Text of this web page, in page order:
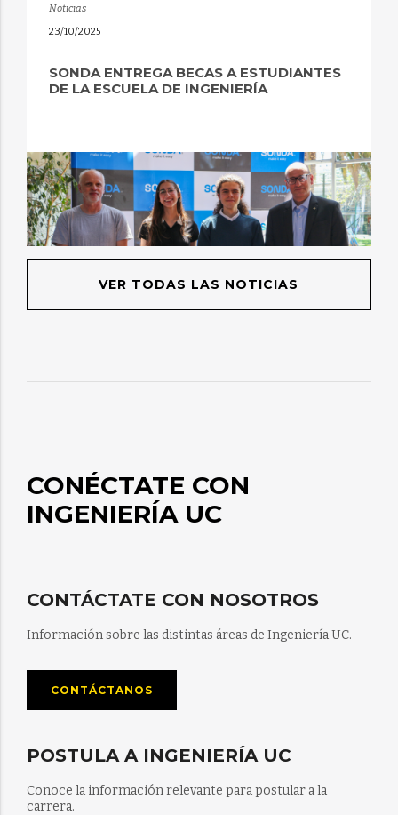
Noticias
23/10/2025
SONDA ENTREGA BECAS A ESTUDIANTES
DE LA ESCUELA DE INGENIERÍA
VER TODAS LAS NOTICIAS
CONÉCTATE CON
INGENIERÍA UC
CONTÁCTATE CON NOSOTROS
Información sobre las distintas áreas de Ingeniería UC.
CONTÁCTANOS
POSTULA A INGENIERÍA UC
Conoce la información relevante para postular a la
carrera.